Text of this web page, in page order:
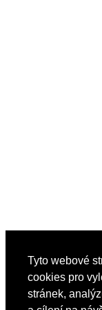
Tyto webové
cookies pro
stránek,